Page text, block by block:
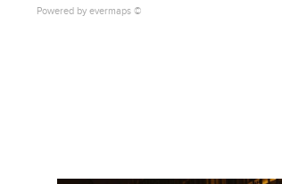
Powered by evermaps ©